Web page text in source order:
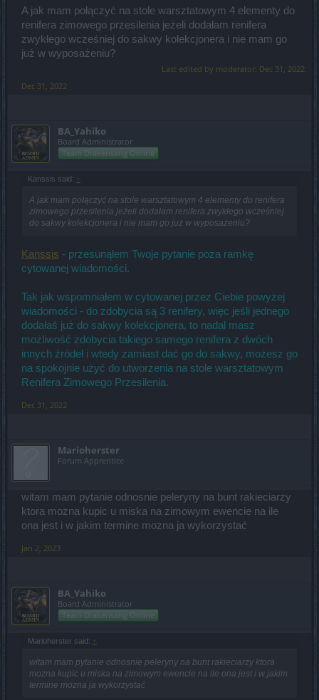
A jak mam połączyć na stole warsztatowym 4 elementy do
renifera zimowego przesilenia jeżeli dodałam renifera
zwykłego wcześniej do sakwy kolekcjonera i nie mam go
już w wyposażeniu?
Last edited by moderator: Dec 31, 2022
Dec 31, 2022
BA_Yahiko
Board Administrator
Team Drakensang Online
Kanssis said: ↑
A jak mam połączyć na stole warsztatowym 4 elementy do renifera
zimowego przesilenia jeżeli dodałam renifera zwykłego wcześniej
do sakwy kolekcjonera i nie mam go już w wyposażeniu?
Kanssis - przesunąłem Twoje pytanie poza ramkę
cytowanej wiadomości.
Tak jak wspomniałem w cytowanej przez Ciebie powyżej
wiadomości - do zdobycia są 3 renifery, więc jeśli jednego
dodałaś już do sakwy kolekcjonera, to nadal masz
możliwość zdobycia takiego samego renifera z dwóch
innych źródeł i wtedy zamiast dać go do sakwy, możesz go
na spokojnie użyć do utworzenia na stole warsztatowym
Renifera Zimowego Przesilenia.
Dec 31, 2022
Marioherster
Forum Apprentice
witam mam pytanie odnosnie peleryny na bunt rakieciarzy
ktora mozna kupic u miska na zimowym ewencie na ile
ona jest i w jakim termine mozna ja wykorzystać
Jan 2, 2023
BA_Yahiko
Board Administrator
Team Drakensang Online
Marioherster said: ↑
witam mam pytanie odnosnie peleryny na bunt rakieciarzy ktora
mozna kupic u miska na zimowym ewencie na ile ona jest i w jakim
termine mozna ja wykorzystać